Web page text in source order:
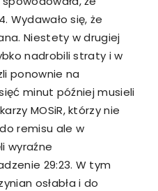
Wydawało się, że
Niestety w drugiej
nadrobili straty i w
ponownie na
minut później musieli
MOSiR, którzy nie
remisu ale w
wyraźne
29:23. W tym
osłabła i do